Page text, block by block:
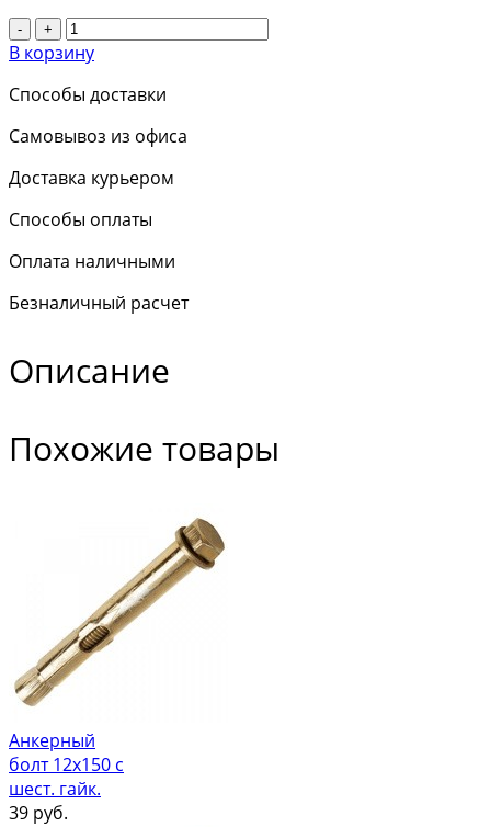
- +
В корзину
Способы доставки
Самовывоз из офиса
Доставка курьером
Способы оплаты
Оплата наличными
Безналичный расчет
Описание
Похожие товары
Анкерный
болт 12х150 с
шест. гайк.
39 руб.